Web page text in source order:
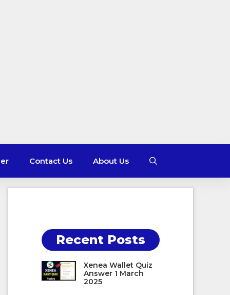
Contact Us About Us
Recent Posts
Xenea Wallet Quiz
Answer 1 March
2025